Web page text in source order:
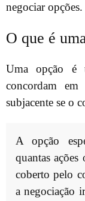
negociar opções.
O que é
Uma opção é
concordam
subjacente se o
A opção
quantas
coberto pelo
a negociação